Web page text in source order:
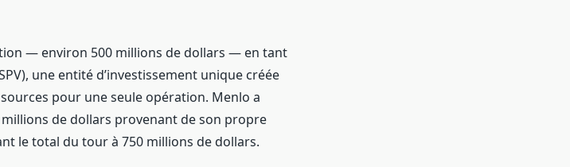
— environ 500 millions de dollars — en tant
une entité d’investissement unique créée
pour une seule opération. Menlo a
de dollars provenant de son propre
le total du tour à 750 millions de dollars.